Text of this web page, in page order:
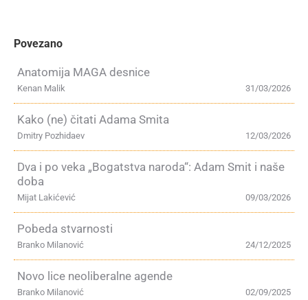
Povezano
Anatomija MAGA desnice
31/03/2026
Kenan Malik
Kako (ne) čitati Adama Smita
12/03/2026
Dmitry Pozhidaev
Dva i po veka „Bogatstva naroda“: Adam Smit i naše
doba
09/03/2026
Mijat Lakićević
Pobeda stvarnosti
24/12/2025
Branko Milanović
Novo lice neoliberalne agende
02/09/2025
Branko Milanović